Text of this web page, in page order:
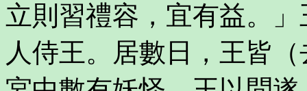
立則習禮容，宜有益。
人侍王。居數日，王皆